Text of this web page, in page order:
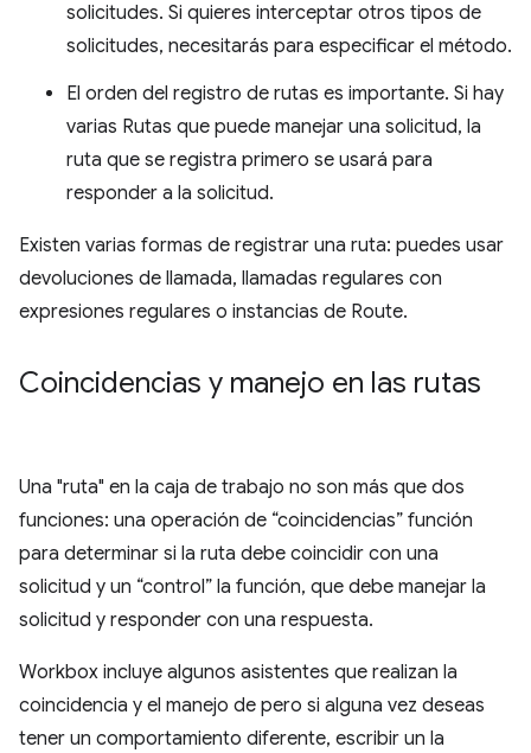
solicitudes. Si quieres interceptar otros tipos de
solicitudes, necesitarás para especificar el método.
El orden del registro de rutas es importante. Si hay
varias Rutas que puede manejar una solicitud, la
ruta que se registra primero se usará para
responder a la solicitud.
Existen varias formas de registrar una ruta: puedes usar
devoluciones de llamada, llamadas regulares con
expresiones regulares o instancias de Route.
Coincidencias y manejo en las rutas
Una "ruta" en la caja de trabajo no son más que dos
funciones: una operación de “coincidencias” función
para determinar si la ruta debe coincidir con una
solicitud y un “control” la función, que debe manejar la
solicitud y responder con una respuesta.
Workbox incluye algunos asistentes que realizan la
coincidencia y el manejo de pero si alguna vez deseas
tener un comportamiento diferente, escribir un la